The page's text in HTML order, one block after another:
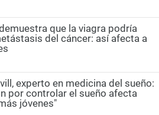
que la viagra podría
del cáncer: así afecta a
experto en medicina del sueño:
por controlar el sueño afecta
jóvenes"